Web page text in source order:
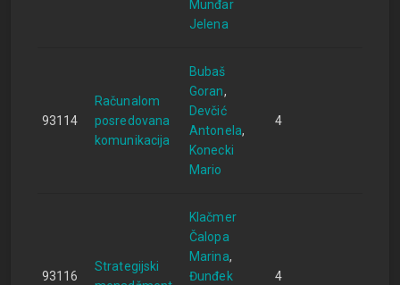
Munđar
Jelena
93114
Računalom
posredovana
komunikacija
Bubaš
Goran
Devčić
Antonela
Konecki
Mario
4
93116
Strategijski
Klačmer
Čalopa
Marina
Đunđek
4